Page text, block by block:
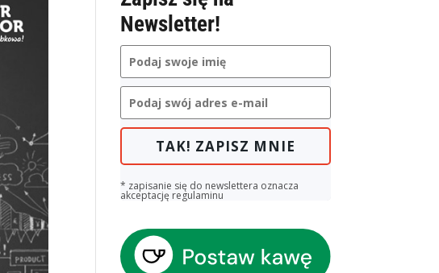
Newsletter!
TAK! ZAPISZ MNIE
* zapisanie się do newslettera oznacza
akceptację regulaminu